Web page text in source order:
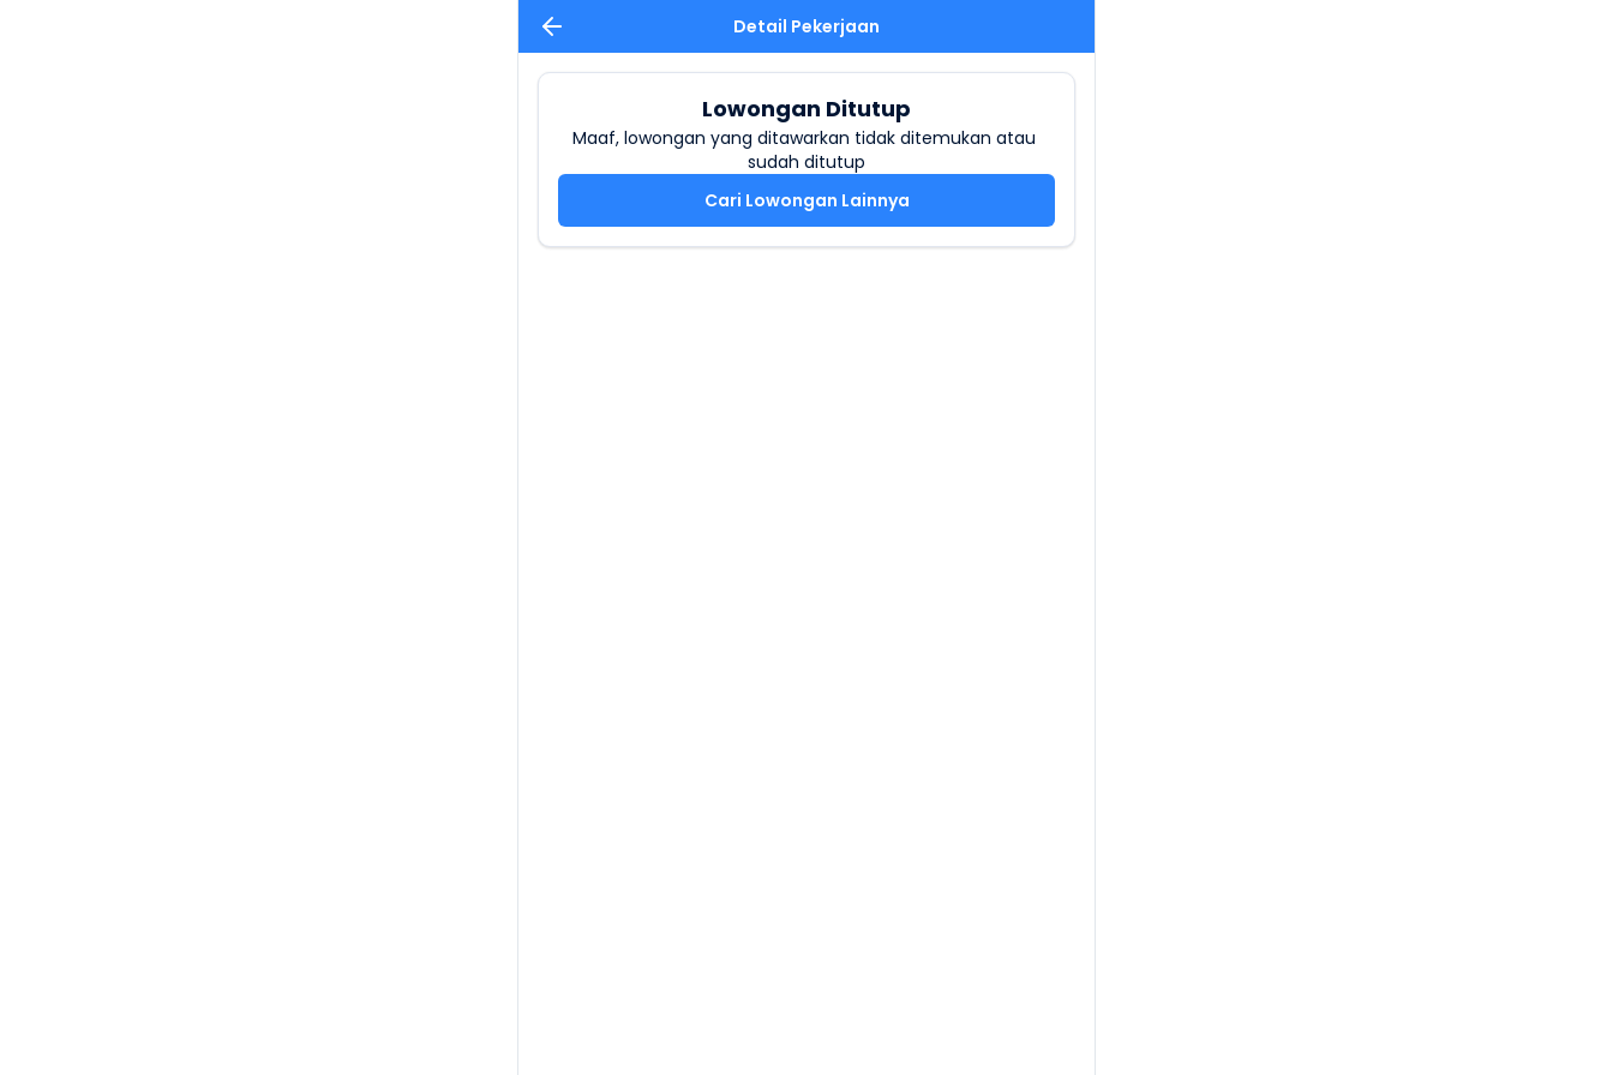
Detail Pekerjaan
Lowongan Ditutup
Maaf, lowongan yang ditawarkan tidak ditemukan atau
sudah ditutup
Cari Lowongan Lainnya